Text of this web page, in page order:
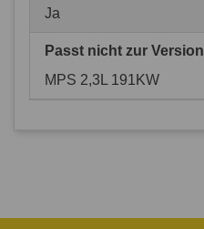
Ja
Passt nicht zur Version
MPS 2,3L 191KW